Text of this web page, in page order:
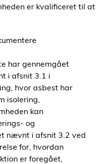
er kvalificeret til at
har gennemgået
i afsnit 3.1 i
hvor asbest har
isolering,
kan
og
nævnt i afsnit 3.2 ved
for, hvordan
er foregået,